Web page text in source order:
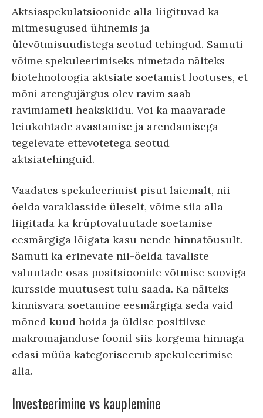
Aktsiaspekulatsioonide alla liigituvad ka
mitmesugused ühinemis ja
ülevõtmisuudistega seotud tehingud. Samuti
võime spekuleerimiseks nimetada näiteks
biotehnoloogia aktsiate soetamist lootuses, et
mõni arengujärgus olev ravim saab
ravimiameti heakskiidu. Või ka maavarade
leiukohtade avastamise ja arendamisega
tegelevate ettevõtetega seotud
aktsiatehinguid.
Vaadates spekuleerimist pisut laiemalt, nii-
öelda varaklasside üleselt, võime siia alla
liigitada ka krüptovaluutade soetamise
eesmärgiga lõigata kasu nende hinnatõusult.
Samuti ka erinevate nii-öelda tavaliste
valuutade osas positsioonide võtmise sooviga
kursside muutusest tulu saada. Ka näiteks
kinnisvara soetamine eesmärgiga seda vaid
mõned kuud hoida ja üldise positiivse
makromajanduse foonil siis kõrgema hinnaga
edasi müüa kategoriseerub spekuleerimise
alla.
Investeerimine vs kauplemine